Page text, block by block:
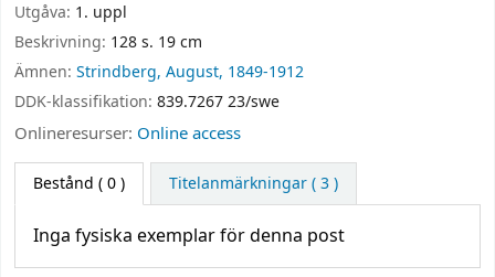
Utgåva: 1. uppl
Beskrivning: 128 s. 19 cm
Ämnen: Strindberg, August, 1849-1912
DDK-klassifikation: 839.7267 23/swe
Onlineresurser: Online access
Bestånd ( 0 ) Titelanmärkningar ( 3 )
Inga fysiska exemplar för denna post